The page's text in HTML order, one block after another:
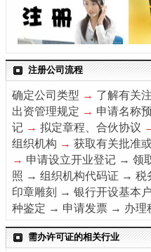
注册公司流程
确定公司类型 → 了解有关
出资管理规定 → 申请名称
记 → 拟定章程、合伙协议
组织机构 → 获取有关批准
→ 申请设立开业登记 → 领
照 → 组织机构代码证 → 税
印章雕刻 → 银行开设基本
种鉴定 → 申请发票 → 办理
需办许可证的相关行业